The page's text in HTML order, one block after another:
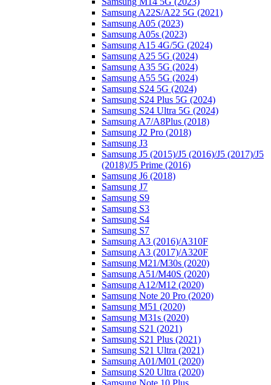
Samsung A22S/A22 5G (2021)
Samsung A05 (2023)
Samsung A05s (2023)
Samsung A15 4G/5G (2024)
Samsung A25 5G (2024)
Samsung A35 5G (2024)
Samsung A55 5G (2024)
Samsung S24 5G (2024)
Samsung S24 Plus 5G (2024)
Samsung S24 Ultra 5G (2024)
Samsung A7/A8Plus (2018)
Samsung J2 Pro (2018)
Samsung J3
Samsung J5 (2015)/J5 (2016)/J5 (2017)/J5
(2018)/J5 Prime (2016)
Samsung J6 (2018)
Samsung J7
Samsung S9
Samsung S3
Samsung S4
Samsung S7
Samsung A3 (2016)/A310F
Samsung A3 (2017)/A320F
Samsung M21/M30s (2020)
Samsung A51/M40S (2020)
Samsung A12/M12 (2020)
Samsung Note 20 Pro (2020)
Samsung M51 (2020)
Samsung M31s (2020)
Samsung S21 (2021)
Samsung S21 Plus (2021)
Samsung S21 Ultra (2021)
Samsung A01/M01 (2020)
Samsung S20 Ultra (2020)
Samsung Note 10 Plus